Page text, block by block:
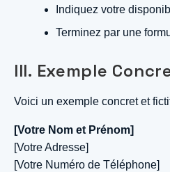
Indiquez votre
Terminez par une
III. Exemple
Voici un exemple concret et
[Votre Nom et Prénom]
[Votre Adresse]
[Votre Numéro de Téléphone]